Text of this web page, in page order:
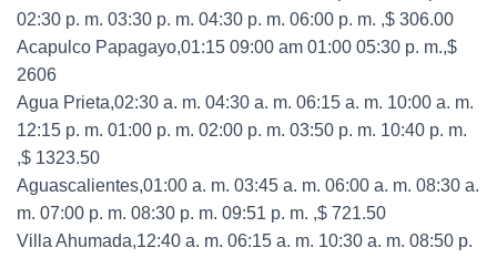
02:30 p. m. 03:30 p. m. 04:30 p. m. 06:00 p. m. ,$ 306.00
Acapulco Papagayo,01:15 09:00 am 01:00 05:30 p. m.,$
2606
Agua Prieta,02:30 a. m. 04:30 a. m. 06:15 a. m. 10:00 a. m.
12:15 p. m. 01:00 p. m. 02:00 p. m. 03:50 p. m. 10:40 p. m.
,$ 1323.50
Aguascalientes,01:00 a. m. 03:45 a. m. 06:00 a. m. 08:30 a.
m. 07:00 p. m. 08:30 p. m. 09:51 p. m. ,$ 721.50
Villa Ahumada,12:40 a. m. 06:15 a. m. 10:30 a. m. 08:50 p.